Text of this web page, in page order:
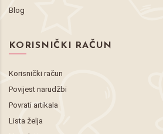
Blog
KORISNIČKI RAČUN
Korisnički račun
Povijest narudžbi
Povrati artikala
Lista želja